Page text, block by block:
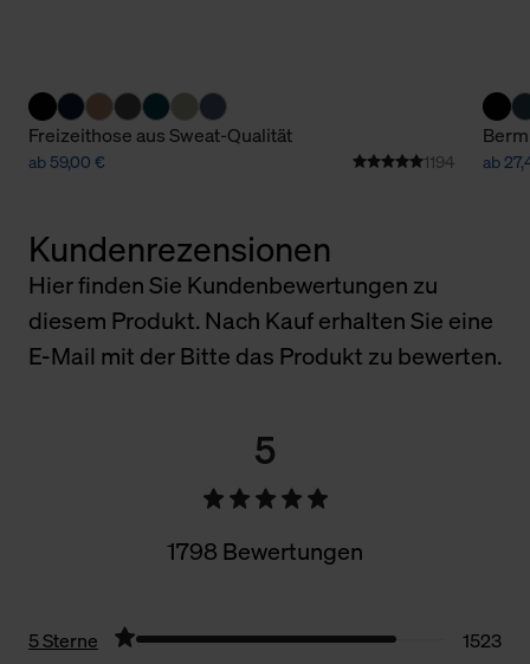
Freizeithose aus Sweat-Qualität
ab 59,00 € 1194 ab
Kundenrezensionen
Hier finden Sie Kundenbewertungen zu
diesem Produkt. Nach Kauf erhalten Sie eine
E-Mail mit der Bitte das Produkt zu bewerten.
5
1798 Bewertungen
5 Sterne
1523